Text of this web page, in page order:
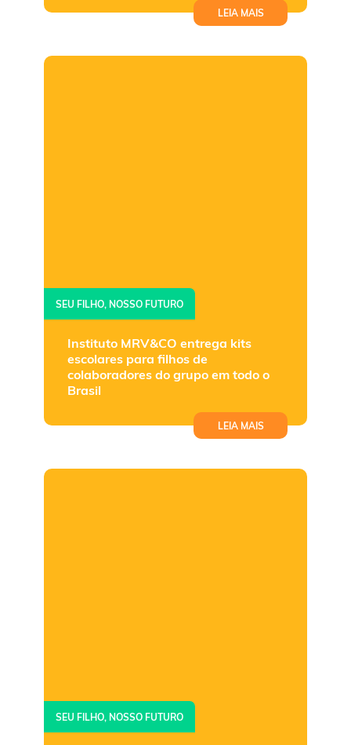
LEIA MAIS
SEU FILHO, NOSSO FUTURO
Instituto MRV&CO entrega kits
escolares para filhos de
colaboradores do grupo em todo o
Brasil
LEIA MAIS
SEU FILHO, NOSSO FUTURO